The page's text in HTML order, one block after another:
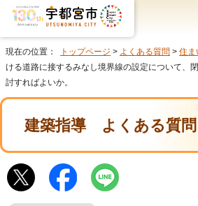
現在の位置： トップページ > よくある質問 > 住ま
ける道路に接するみなし境界線の設定について、
討すればよいか。
建築指導 よくある質問